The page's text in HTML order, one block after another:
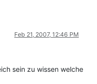
Feb 21, 2007, 12:46 PM
sein zu wissen welche